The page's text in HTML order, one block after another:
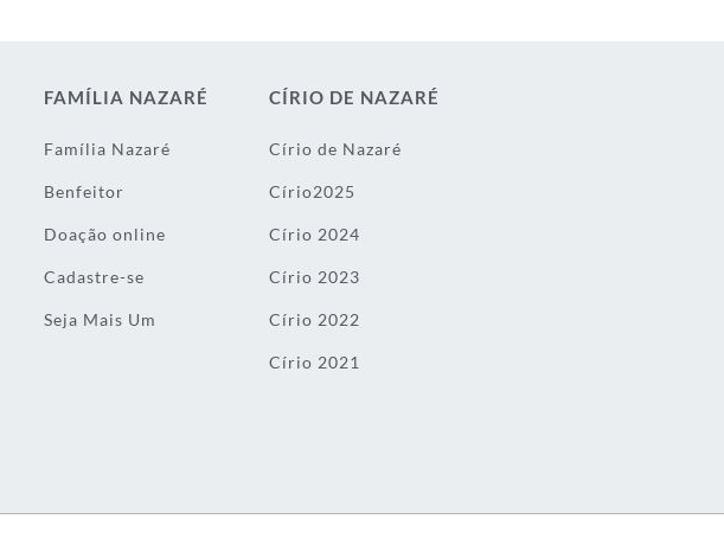
FAMÍLIA NAZARÉ
Família Nazaré
Benfeitor
Doação online
Cadastre-se
Seja Mais Um
CÍRIO DE NAZARÉ
Círio de Nazaré
Círio2025
Círio 2024
Círio 2023
Círio 2022
Círio 2021